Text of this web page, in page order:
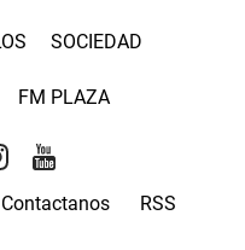
SOCIEDAD
FM PLAZA
Contactanos RSS